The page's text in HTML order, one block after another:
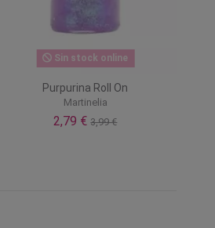
Sin stock online
Purpurina Roll On
Martinelia
2,79 €3,99 €